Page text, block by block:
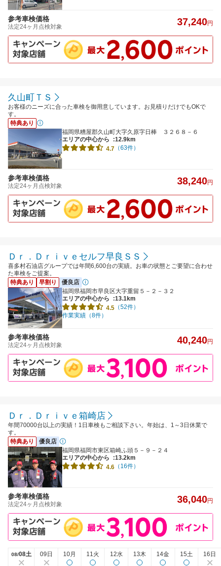
参考車検価格
法定24ヶ月点検対象 37,240円
久山町ＴＳ
お客様のニーズに合った車検を御用意しています。お見積りだけでもOKで
す。
特典あり
福岡県糟屋郡久山町大字久原字日棒 ３２６８－６
エリアの中心から
:12.9km
4.7 （63件）
参考車検価格
法定24ヶ月点検対象 38,240円
Ｄｒ．Ｄｒｉｖｅセルフ早良ＳＳ
喜多村石油店グループでは年間6,600台の実績。お車の状態とご要望に合わせ
た車検をご提案。
特典あり
早割り
優良店
福岡県福岡市早良区大字重留５－２－３２
エリアの中心から
:13.1km
4.5 （52件）
作業実績（8件）
参考車検価格
法定24ヶ月点検対象 40,240円
Ｄｒ．Ｄｒｉｖｅ箱崎店
年間70000台以上の実績！1日車検もご相談下さい。年始は、1～3日休業で
す。
特典あり
優良店
福岡県福岡市東区箱崎ふ頭５－９－２４
エリアの中心から
:13.2km
4.6 （16件）
参考車検価格
法定24ヶ月点検対象 36,040円
08/08土 09日 10月 11火 12水 13木 14金 15土 16日